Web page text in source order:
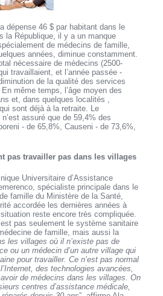
dépense 46 $ par habitant dans le
la République, il y a un manque
de médecins de famille,
années, diminue constamment.
nécessaire de médecins (2500-
travaillaient, et l’année passée -
de la qualité des services
même temps, l’âge moyen des
et, dans quelques localités ,
sont déjà à la retraite. Le
assuré que de 59,4% des
- de 65,8%, Causeni - de 73,6%,
pas travailler pas dans les villages
Universitaire d’Assistance
spécialiste principale dans le
famille du Ministère de la Santé,
accordée les dernières années à
reste encore très compliquée.
pas seulement le système sanitaire
de famille, mais aussi la
les villages où il n’existe pas de
ou un médecin d’un autre village qui
pour travailler. Ce n’est pas normal
des technologies avancées,
de médecins dans les villages. On
centres d’assistance médicale,